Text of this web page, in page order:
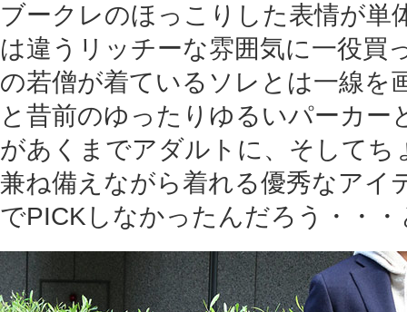
ブークレのほっこりした表情が単
は違うリッチーな雰囲気に一役買
の若僧が着ているソレとは一線を
と昔前のゆったりゆるいパーカー
があくまでアダルトに、そしてち
兼ね備えながら着れる優秀なアイ
でPICKしなかったんだろう・・